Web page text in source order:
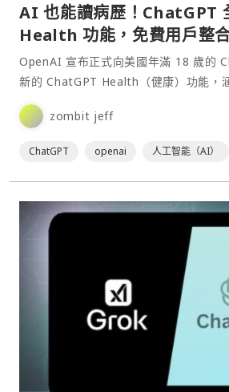
AI 也能讀病歷！ChatGPT
Health 功能，免費用戶整
OpenAI 宣布正式向美國年滿 18 歲的
新的 ChatGPT Health（健康）功能，
與 Pro⋯
zombit jeff
ChatGPT openai 人工智能（AI）